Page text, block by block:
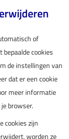
of
cookies
de instellingen van
dat er een cookie
meer informatie
browser.
cookies zijn
worden ze